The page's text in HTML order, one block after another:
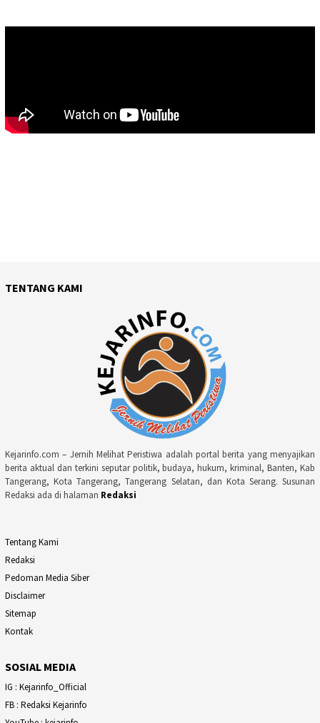
TENTANG KAMI
Kejarinfo.com – Jernih Melihat Peristiwa adalah portal berita yang menyajikan
berita aktual dan terkini seputar politik, budaya, hukum, kriminal, Banten, Kab
Tangerang, Kota Tangerang, Tangerang Selatan, dan Kota Serang. Susunan
Redaksi ada di halaman Redaksi
Tentang Kami
Redaksi
Pedoman Media Siber
Disclaimer
Sitemap
Kontak
SOSIAL MEDIA
IG : Kejarinfo_Official
FB : Redaksi Kejarinfo